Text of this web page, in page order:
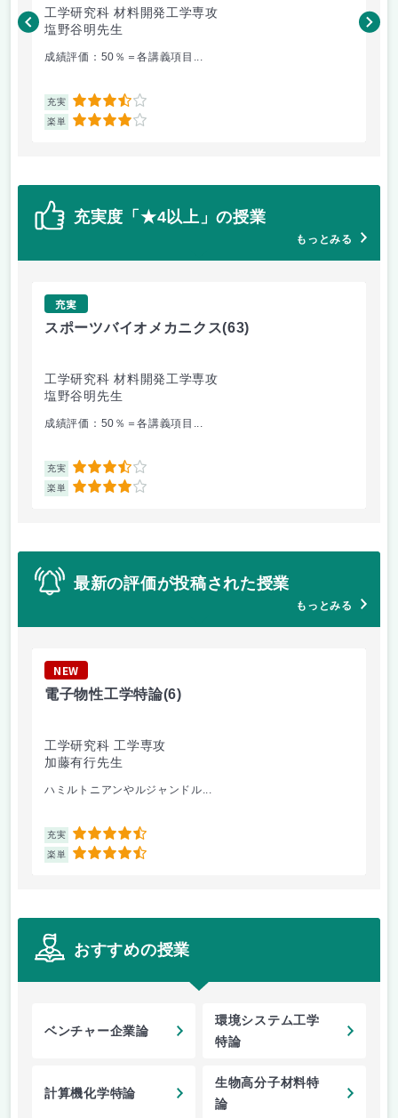
工学研究科 材料開発工学専攻
塩野谷明先生
成績評価：50％＝各講義項目...
充実 3.5
楽単 4
上
充実度「★4以上」の授業
もっとみる
充実
スポーツバイオメカニクス(63)
工学研究科 材料開発工学専攻
塩野谷明先生
成績評価：50％＝各講義項目...
充実 3.5
楽単 4
最新の評価が投稿された授業
もっとみる
NEW
電子物性工学特論(6)
工学研究科 工学専攻
加藤有行先生
ハミルトニアンやルジャンドル...
充実 4.5
楽単 4.5
おすすめの授業
ベンチャー企業論
環境システム工学
特論
計算機化学特論
生物高分子材料特
論